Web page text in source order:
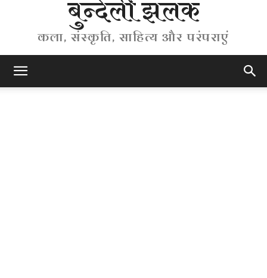
बुन्देली झलक
कला, संस्कृति, साहित्य और परंपराएं